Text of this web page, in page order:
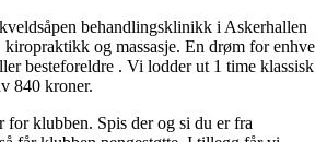
behandlingsklinikk i Askerhallen
og massasje. En drøm for
besteforeldre . Vi lodder ut 1 time klassisk
840 kroner.
for klubben. Spis der og si du er fra